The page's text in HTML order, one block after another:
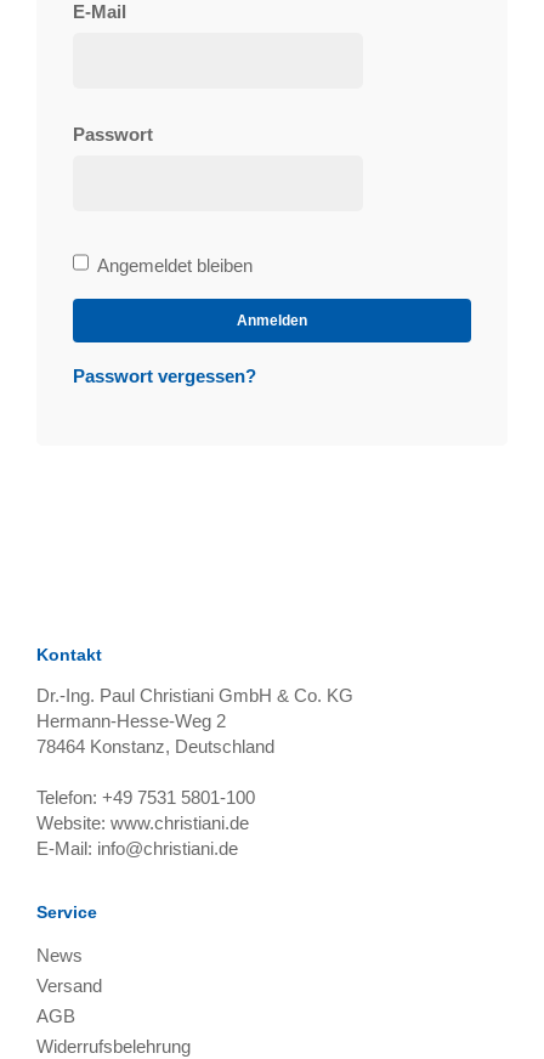
E-Mail
Passwort
Bleibe
angemeldet
Angemeldet bleiben
Anmelden
Passwort vergessen?
Kontakt
Dr.-Ing. Paul Christiani GmbH & Co. KG
Hermann-Hesse-Weg 2
78464 Konstanz, Deutschland
Telefon: +49 7531 5801-100
Website: www.christiani.de
E-Mail: info@christiani.de
Service
News
Versand
AGB
Widerrufsbelehrung